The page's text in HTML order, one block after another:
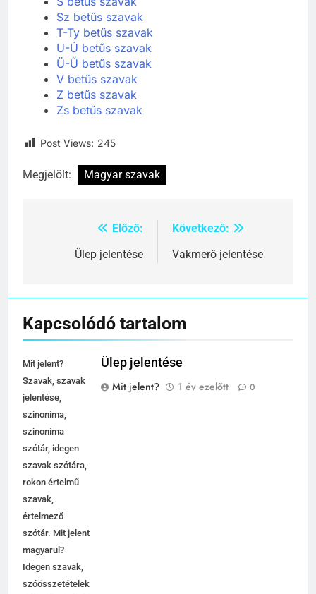
Sz betűs szavak
T-Ty betűs szavak
U-Ú betűs szavak
Ü-Ű betűs szavak
V betűs szavak
Z betűs szavak
Zs betűs szavak
Post Views: 245
Megjelölt: Magyar szavak
Bejegyzés
navigáció
Előző:
Ülep jelentése
Következő:
Vakmerő jelentése
Kapcsolódó tartalom
Mit jelent?
Szavak, szavak
jelentése,
szinoníma,
szinoníma
szótár, idegen
szavak szótára,
rokon értelmű
szavak,
értelmező
szótár. Mit jelent
magyarul?
Idegen szavak,
szóösszetételek
Ülep jelentése
Mit jelent?
1 év ezelőtt 0